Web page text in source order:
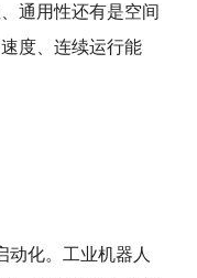
通用性还有是空间
度、连续运行能
动化。工业机器人